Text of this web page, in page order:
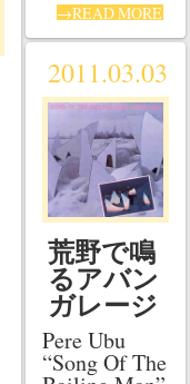
→READ MORE
2011.03.03
荒野で鳴
るアバン
ガレージ
Pere Ubu
“Song Of The